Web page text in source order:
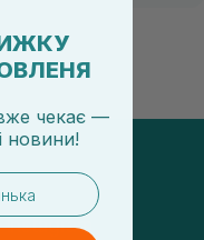
чекає —
новини!